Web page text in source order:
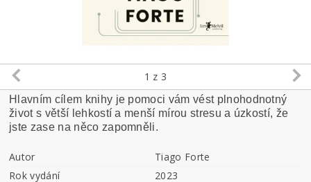
1 z 3
Hlavním cílem knihy je pomoci vám vést plnohodnotný
život s větší lehkostí a menší mírou stresu a úzkostí, že
jste zase na něco zapomněli.
Autor
Tiago Forte
Rok vydání
2023